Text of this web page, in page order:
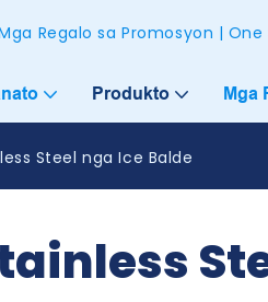
Regalo sa Promosyon | One
Produkto Mga
Steel nga Ice Balde